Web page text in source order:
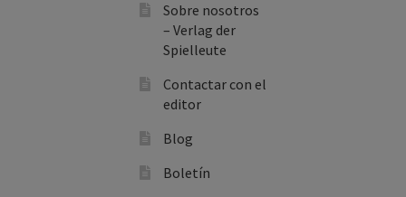
Sobre nosotros
– Verlag der
Spielleute
Contactar con el
editor
Blog
Boletín